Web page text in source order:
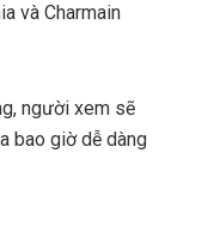
và Charmain
người xem sẽ
bao giờ dễ dàng